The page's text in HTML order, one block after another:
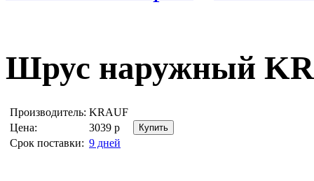
Шрус наружный
Производитель: KRAUF
Цена:
3039 р
Срок поставки: 9 дней